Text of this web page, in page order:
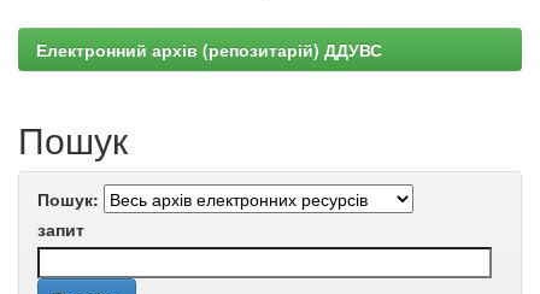
Електронний архів (репозитарій) ДДУВС
Пошук
Пошук:
запит